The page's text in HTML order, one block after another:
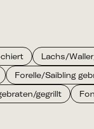
Lachs/
Forelle/Saibling
gegrillt